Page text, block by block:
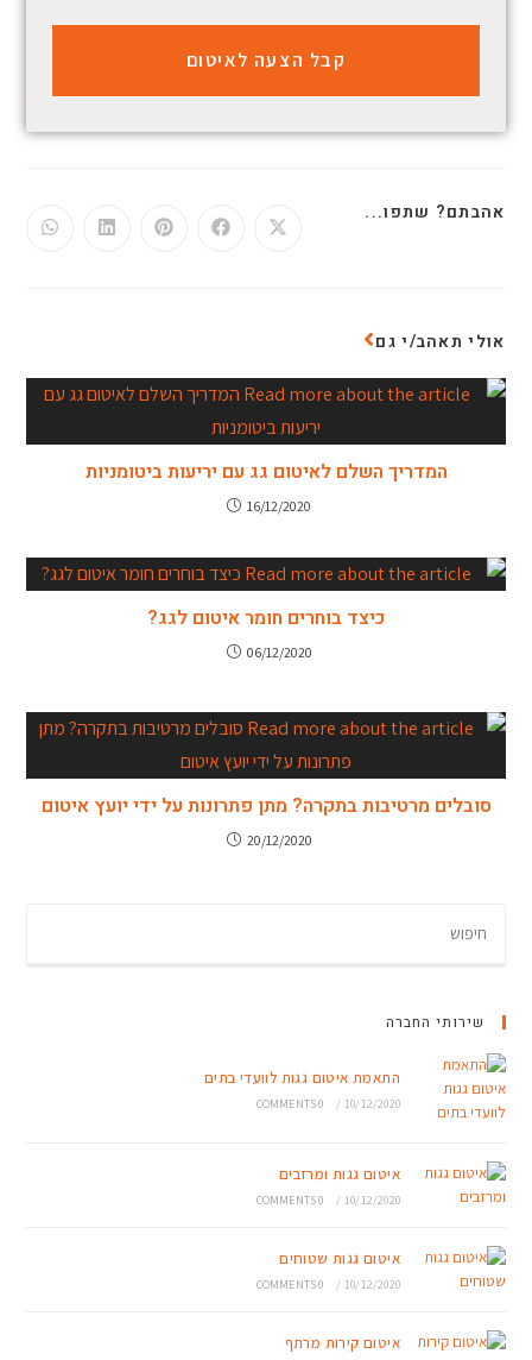
אהבתם? שתפו...
אולי תאהב/י גם
המדריך השלם לאיטום גג עם יריעות ביטומניות
16/12/2020
כיצד בוחרים חומר איטום לגג?
06/12/2020
סובלים מרטיבות בתקרה? מתן פתרונות על ידי יועץ איטום
20/12/2020
שירותי החברה
התאמת איטום גגות לוועדי בתים
10/12/2020
/
0 COMMENTS
איטום גגות ומרזבים
10/12/2020
/
0 COMMENTS
איטום גגות שטוחים
10/12/2020
/
0 COMMENTS
איטום קירות מרתף